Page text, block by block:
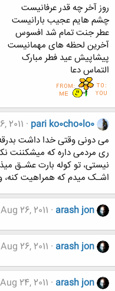
روز آخر چه قدر عرفانیست
چشم هایم عجیب بارانیست
عطر جنت تمام شد افسوس
آخرین لحظه های مهمانیست
پیشاپیش عید فطر مبارک
التماس دعا
pari ko0cho0lo0
2011
می دونی وقتی خدا داشت
ری مردمی داره که میشکننت
نیستی، تو کوله بارت عشـق
اشـک میدم که همراهیت کنه،
arash jon
Aug 26, 2011
arash jon
Aug 26, 2011
arash jon
Aug 24, 2011